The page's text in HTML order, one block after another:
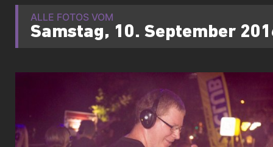
ALLE FOTOS VOM
Samstag, 10. September